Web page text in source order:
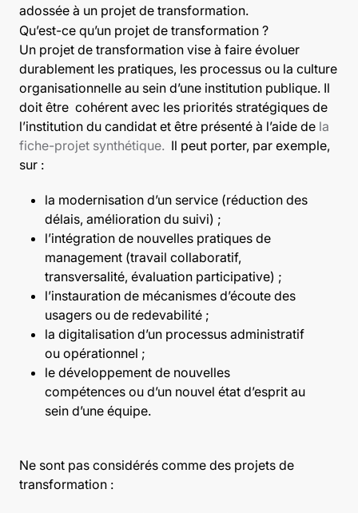
adossée à un projet de transformation.
Qu’est-ce qu’un projet de transformation ?
Un projet de transformation vise à faire évoluer
durablement les pratiques, les processus ou la culture
organisationnelle au sein d’une institution publique. Il
doit être cohérent avec les priorités stratégiques de
l’institution du candidat et être présenté à l’aide de la
fiche-projet synthétique. Il peut porter, par exemple,
sur :
la modernisation d’un service (réduction des
délais, amélioration du suivi) ;
l’intégration de nouvelles pratiques de
management (travail collaboratif,
transversalité, évaluation participative) ;
l’instauration de mécanismes d’écoute des
usagers ou de redevabilité ;
la digitalisation d’un processus administratif
ou opérationnel ;
le développement de nouvelles
compétences ou d’un nouvel état d’esprit au
sein d’une équipe.
Ne sont pas considérés comme des projets de
transformation :